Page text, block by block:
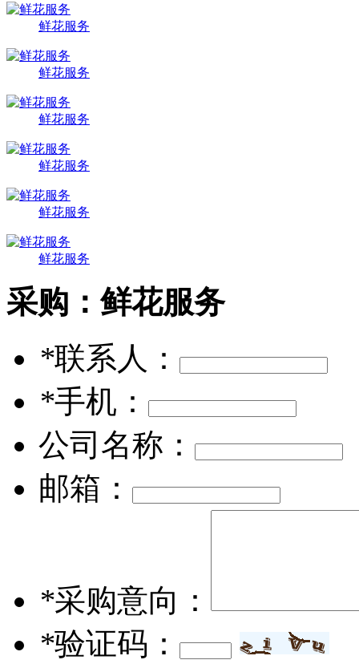
鲜花服务
鲜花服务
鲜花服务
鲜花服务
鲜花服务
鲜花服务
采购：鲜花服务
*联系人：
*手机：
公司名称：
邮箱：
*采购意向：
*验证码：